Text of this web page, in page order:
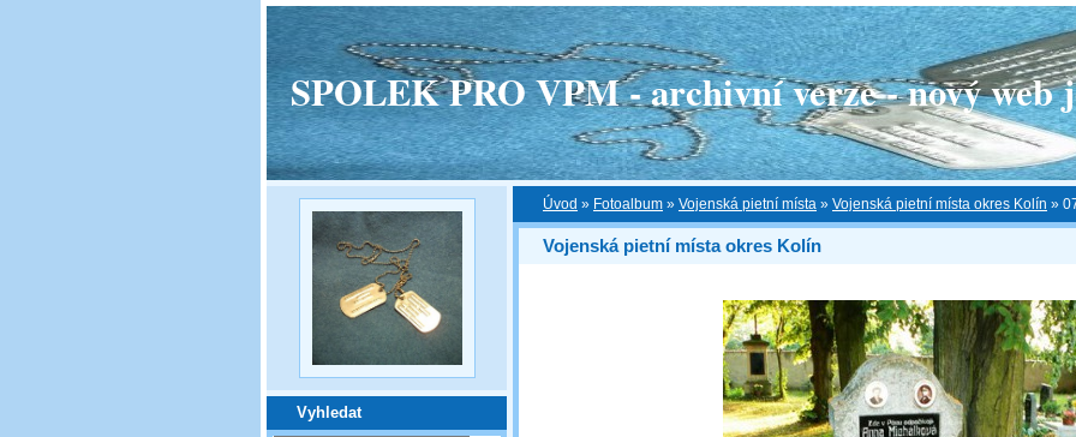
SPOLEK PRO VPM - archivní verze - nový web
Vyhledat
Úvod » Fotoalbum » Vojenská pietní místa » Vojenská pietní místa okres Kolín »
Vojenská pietní místa okres Kolín